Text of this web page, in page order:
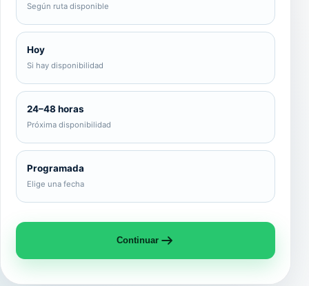
Según ruta disponible
Hoy
Si hay disponibilidad
24–48 horas
Próxima disponibilidad
Programada
Elige una fecha
Continuar